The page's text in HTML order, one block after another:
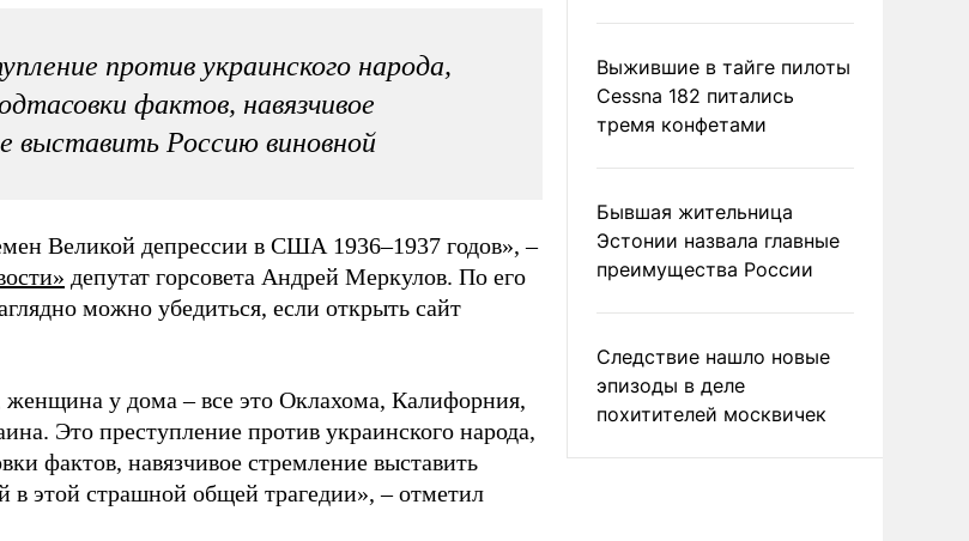
против украинского народа,
фактов, навязчивое
выставить Россию виновной
Великой депрессии в США 1936–1937 годов», –
депутат горсовета Андрей Меркулов. По его
можно убедиться, если открыть сайт
женщина у дома – все это Оклахома, Калифорния,
Это преступление против украинского народа,
фактов, навязчивое стремление выставить
в этой страшной общей трагедии», – отметил
Выжившие в тайге пилоты
Cessna 182 питались
тремя конфетами
Бывшая жительница
Эстонии назвала главные
преимущества России
Следствие нашло новые
эпизоды в деле
похитителей москвичек